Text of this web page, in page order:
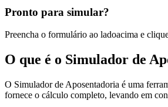
Pronto para simular?
Preencha o formulário ao ladoacima e
O que é o Simulador de
O Simulador de Aposentadoria é uma
fornece o cálculo completo, levando em